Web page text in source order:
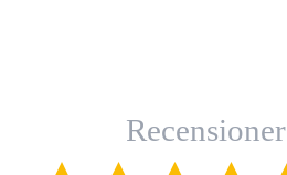
Recensioner